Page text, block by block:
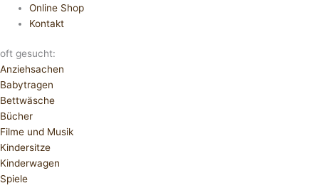
Online Shop
Kontakt
oft gesucht:
Anziehsachen
Babytragen
Bettwäsche
Bücher
Filme und Musik
Kindersitze
Kinderwagen
Spiele